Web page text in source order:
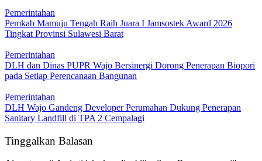
Pemerintahan
Pemkab Mamuju Tengah Raih Juara I Jamsostek Award 2026
Tingkat Provinsi Sulawesi Barat
Pemerintahan
DLH dan Dinas PUPR Wajo Bersinergi Dorong Penerapan Biopori
pada Setiap Perencanaan Bangunan
Pemerintahan
DLH Wajo Gandeng Developer Perumahan Dukung Penerapan
Sanitary Landfill di TPA 2 Cempalagi
Tinggalkan Balasan